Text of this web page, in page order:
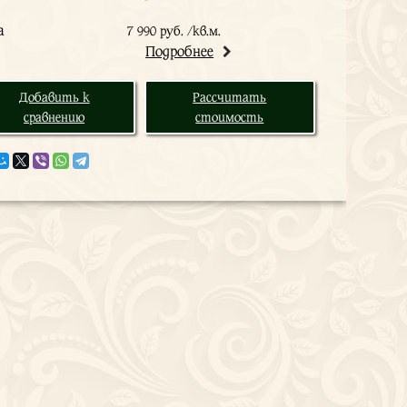
7 990 руб. /кв.м.
Подробнее
Добавить к
сравнению
Рассчитать
стоимость